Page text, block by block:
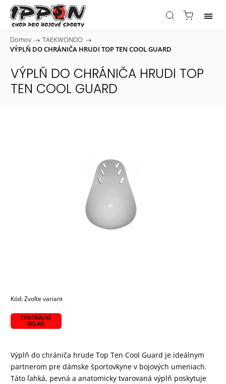
Domov / TAEKWONDO /
VÝPLŇ DO CHRÁNIČA HRUDI TOP TEN COOL GUARD
VÝPLŇ DO CHRÁNIČA HRUDI TOP
TEN COOL GUARD
Kód:Zvoľte variant
CENTRÁLNÍ
SKLAD
Výplň do chrániča hrude Top Ten Cool Guard je ideálnym
partnerom pre dámske športovkyne v bojových umeniach.
Táto ľahká, pevná a anatomicky tvarovaná výplň poskytuje